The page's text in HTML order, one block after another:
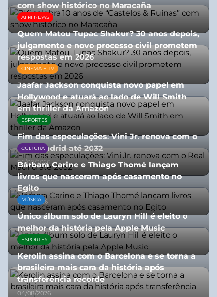
com show histórico no Maracaña
06/08/2026
AFRI NEWS
Quem Matou Tupac Shakur? 30 anos depois,
julgamento e novo processo civil prometem
respostas em 2026
05/08/2026
CINEMA E TV
Jaafar Jackson conquista novo papel em
Hollywood e atuará ao lado de Will Smith
em thriller da Amazon
06/08/2026
ESPORTES
Fim das especulações: Vini Jr. renova com o
Real Madrid até 2032
06/08/2026
CULTURA
Bárbara Carine e Thiago Thomé lançam
livros que nasceram após casamento no
Egito
10/07/2026
MÚSICA
Único álbum solo de Lauryn Hill é eleito o
melhor da história pela Apple Music
06/08/2026
ESPORTES
Kerolin assina com o Barcelona e se torna a
brasileira mais cara da história após
transferência recorde
04/08/2026